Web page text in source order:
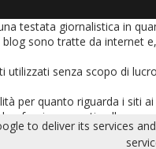
testata giornalistica in
sono tratte da internet
utilizzati senza scopo di
per quanto riguarda i siti
fornisca questi
per le
to deliver its services